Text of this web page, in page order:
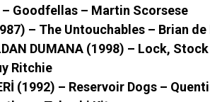
– Goodfellas – Martin Scorsese
– The Untouchables – Brian de
DUMANA (1998) – Lock,
Ritchie
(1992) – Reservoir Dogs –